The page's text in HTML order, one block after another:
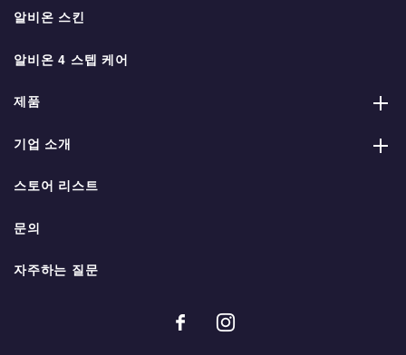
알비온 스킨
알비온 4 스텝 케어
제품
기업 소개
스토어 리스트
문의
자주하는 질문